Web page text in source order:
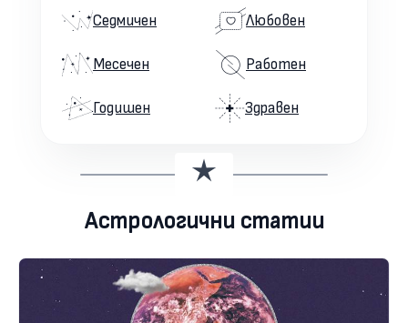
Седмичен
Месечен
Годишен
Любовен
Работен
Здравен
Астрологични статии